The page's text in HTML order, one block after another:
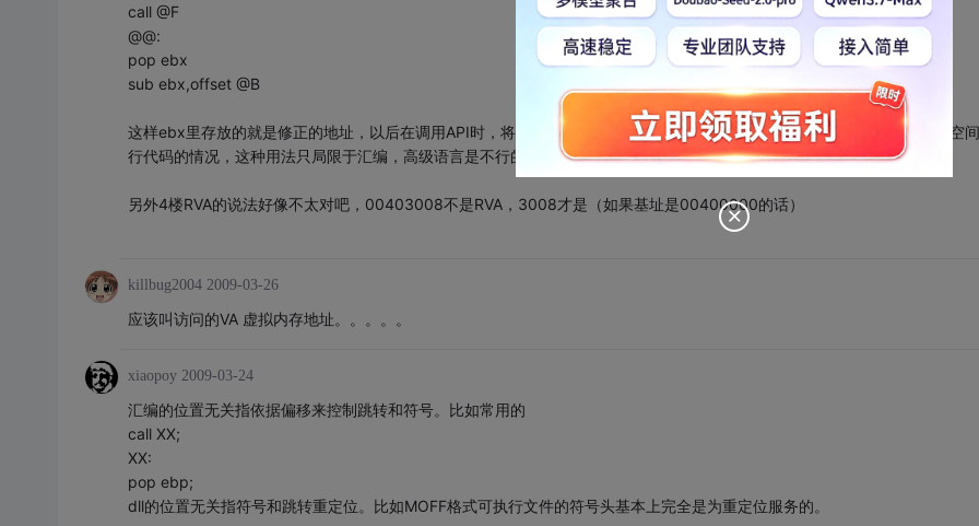
call @F
@@:
pop ebx
sub ebx,offset @B
这样ebx里存放的就是修正的地址，以后在调用API时，将ebx加上API的地址就可以了，一般用于远程注入或要在别的地址空
行代码的情况，这种用法只局限于汇编，高级语言是不行的，必须借助dll
另外4楼RVA的说法好像不太对吧，00403008不是RVA，3008才是（如果基址是00400000的话）
killbug2004 2009-03-26
应该叫访问的VA 虚拟内存地址。。。。。
xiaopoy 2009-03-24
汇编的位置无关指依据偏移来控制跳转和符号。比如常用的
call XX;
XX:
pop ebp;
dll的位置无关指符号和跳转重定位。比如MOFF格式可执行文件的符号头基本上完全是为重定位服务的。